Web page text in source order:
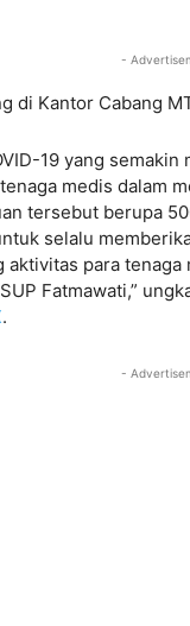
-
di Kantor Cabang
19 yang
medis dalam
tersebut berupa
selalu
para
Fatmawati,”
.
-